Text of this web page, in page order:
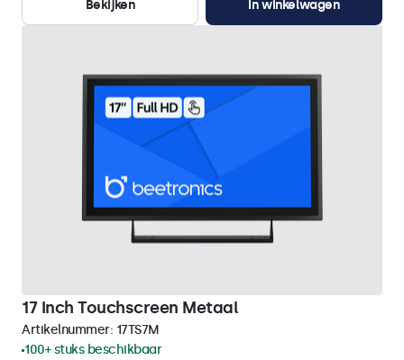
Bekijken
In winkelwagen
17 Inch Touchscreen Metaal
Artikelnummer: 17TS7M
100+ stuks beschikbaar